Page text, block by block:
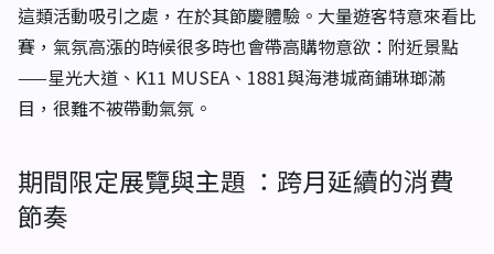
這類活動吸引之處，在於其節慶體驗。大量遊客特意來看比
賽，氣氛高漲的時候很多時也會帶高購物意欲：附近景點
——星光大道、K11 MUSEA、1881與海港城商鋪琳瑯滿
目，很難不被帶動氣氛。
期間限定展覽與主題 ：跨月延續的消費
節奏